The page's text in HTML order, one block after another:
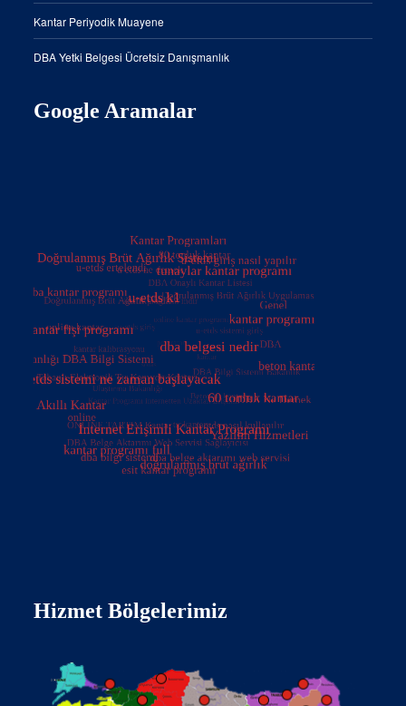
Kantar Periyodik Muayene
DBA Yetki Belgesi Ücretsiz Danışmanlık
Google Aramalar
Hizmet Bölgelerimiz